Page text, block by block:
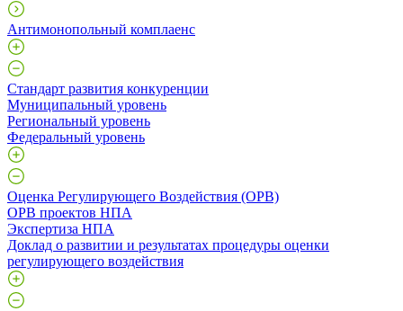
Антимонопольный комплаенс
Стандарт развития конкуренции
Муниципальный уровень
Региональный уровень
Федеральный уровень
Оценка Регулирующего Воздействия (ОРВ)
ОРВ проектов НПА
Экспертиза НПА
Доклад о развитии и результатах процедуры оценки
регулирующего воздействия